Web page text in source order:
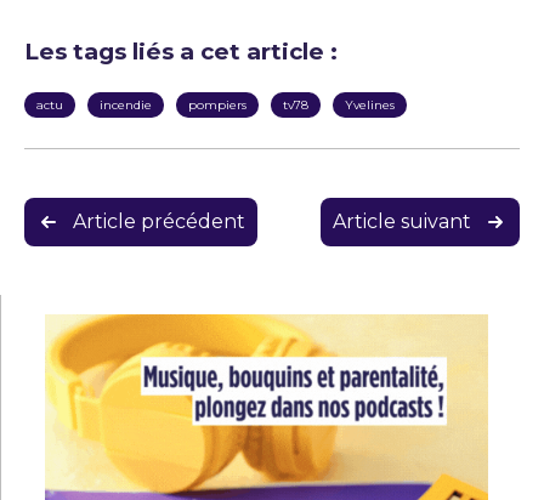
Les tags liés a cet article :
actu incendie pompiers tv78 Yvelines
Navigation
de
Article précédent Article suivant